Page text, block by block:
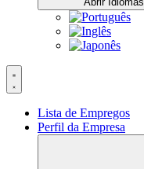
Lista de Empregos
Perfil da Empresa